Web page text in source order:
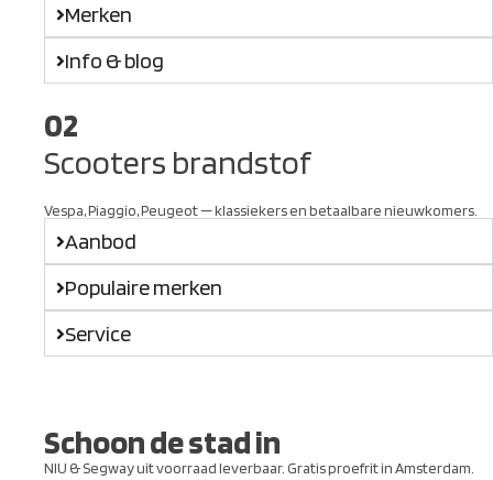
Merken
Info & blog
02
Scooters brandstof
Vespa, Piaggio, Peugeot — klassiekers en betaalbare nieuwkomers.
Aanbod
Populaire merken
Service
Schoon de stad in
NIU & Segway uit voorraad leverbaar. Gratis proefrit in Amsterdam.